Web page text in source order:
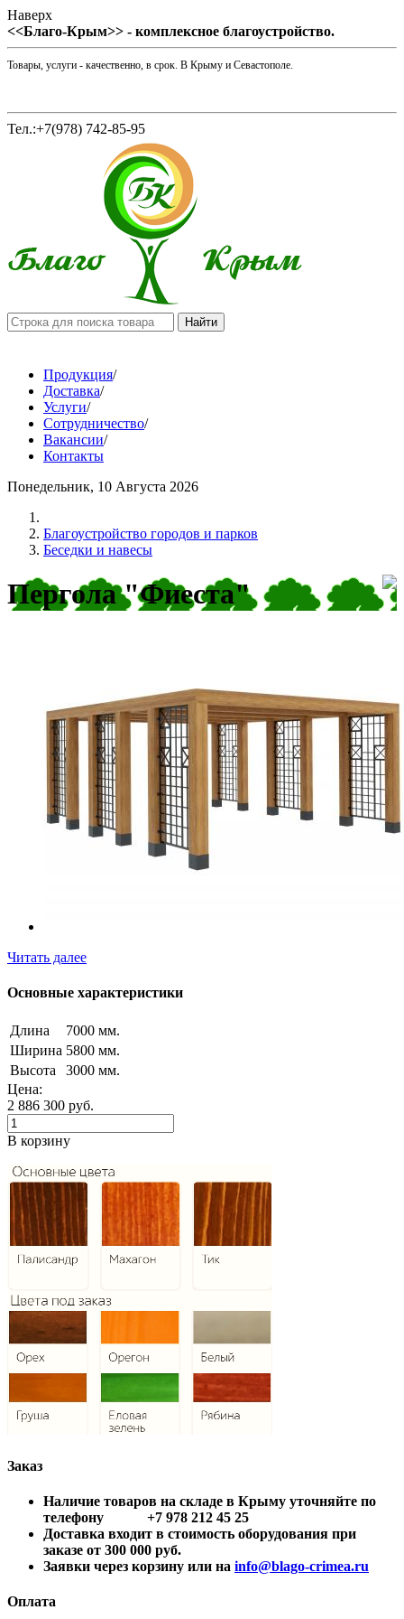
Наверх
<<Благо-Крым>> - комплексное благоустройство.
Товары, услуги - качественно, в срок. В Крыму и Севастополе.
Тел.:+7(978) 742-85-95
Продукция/
Доставка/
Услуги/
Сотрудничество/
Вакансии/
Контакты
Понедельник, 10 Августа 2026
Благоустройство городов и парков
Беседки и навесы
Пергола "Фиеста"
Читать далее
Основные характеристики
Длина
7000 мм.
Ширина 5800 мм.
Высота
3000 мм.
Цена:
2 886 300 руб.
В корзину
Заказ
Наличие товаров на складе в Крыму уточняйте по
телефону +7 978 212 45 25
Доставка входит в стоимость оборудования при
заказе от 300 000 руб.
Заявки через корзину или на info@blago-crimea.ru
Оплата